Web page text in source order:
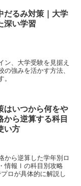
だるみ対策｜大学
深い学習
ン、大学受験を見据え
強みを活かす方法、
はいつから何をや
から逆算する科目
い方
から逆算した学年別ロ
情報Ⅰの科目別攻略
ロが具体的に解説し